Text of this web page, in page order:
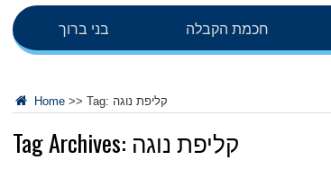
בני ברוך חכמת הקבלה
Home >> Tag: קליפת נוגה
Tag Archives: קליפת נוגה